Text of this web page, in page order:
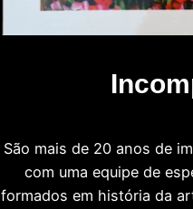
São mais de 20 anos de
com uma equipe de
formados em história da